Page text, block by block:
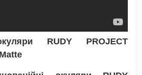
RUDY PROJECT